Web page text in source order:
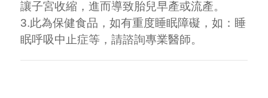
讓子宮收縮，進而導致胎兒早產或流產。
3.此為保健食品，如有重度睡眠障礙，如：睡
眠呼吸中止症等，請諮詢專業醫師。